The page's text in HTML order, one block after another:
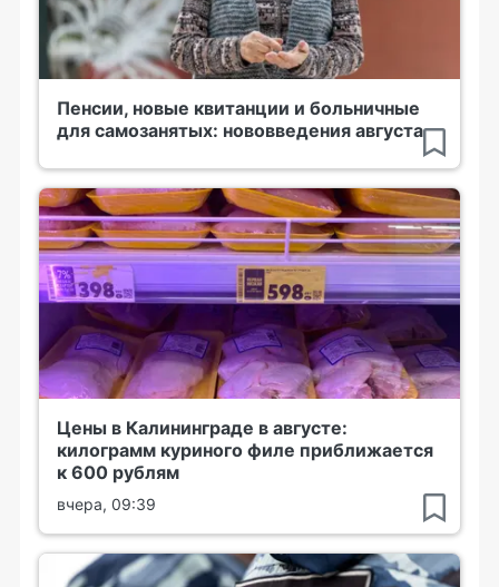
Пенсии, новые квитанции и больничные
для самозанятых: нововведения августа
Цены в Калининграде в августе:
килограмм куриного филе приближается
к 600 рублям
вчера, 09:39